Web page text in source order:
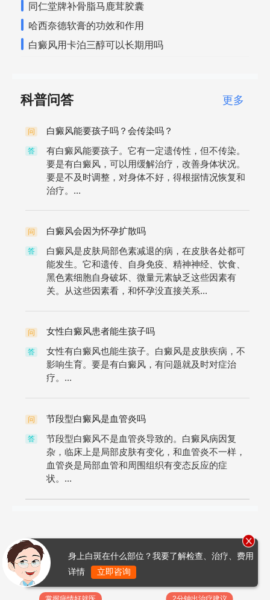
同仁堂牌补骨脂马鹿茸胶囊
哈西奈德软膏的功效和作用
白癜风用卡泊三醇可以长期用吗
科普问答 更多
问 白癜风能要孩子吗？会传染吗？
答
有白癜风能要孩子。它有一定遗传性，但不传染。
要是有白癜风，可以用缓解治疗，改善身体状况。
要是不及时调整，对身体不好，得根据情况恢复和
治疗。...
问 白癜风会因为怀孕扩散吗
答
白癜风是皮肤局部色素减退的病，在皮肤各处都可
能发生。它和遗传、自身免疫、精神神经、饮食、
黑色素细胞自身破坏、微量元素缺乏这些因素有
关。从这些因素看，和怀孕没直接关系...
问 女性白癜风患者能生孩子吗
答
女性有白癜风也能生孩子。白癜风是皮肤疾病，不
影响生育。要是有白癜风，有问题就及时对症治
疗。...
问 节段型白癜风是血管炎吗
答
节段型白癜风不是血管炎导致的。白癜风病因复
杂，临床上是局部皮肤有变化，和血管炎不一样，
血管炎是局部血管和周围组织有变态反应的症
状。...
身上白斑在什么部位？我要了解检查、治疗、费用
详情
立即咨询